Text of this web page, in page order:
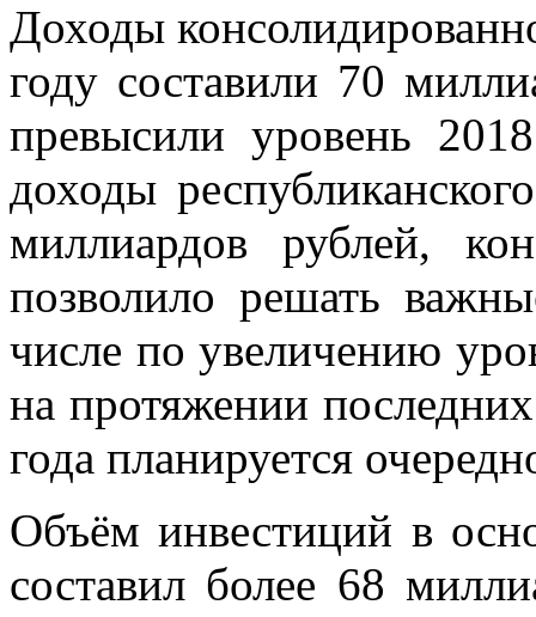
Доходы
году составили 70
превысили уровень
доходы
миллиардов рублей,
позволило решать
числе по увеличению
на протяжении
года планируется
Объём инвестиций в
составил более 68